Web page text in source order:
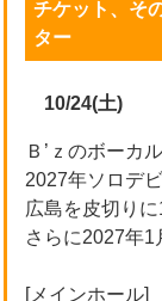
チケット、そ
ター
10/24(土)
Ｂ’ｚのボーカ
2027年ソロデ
広島を皮切り
さらに2027年1
[メインホール]